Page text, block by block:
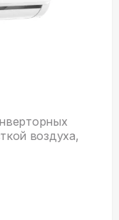
воздуха,